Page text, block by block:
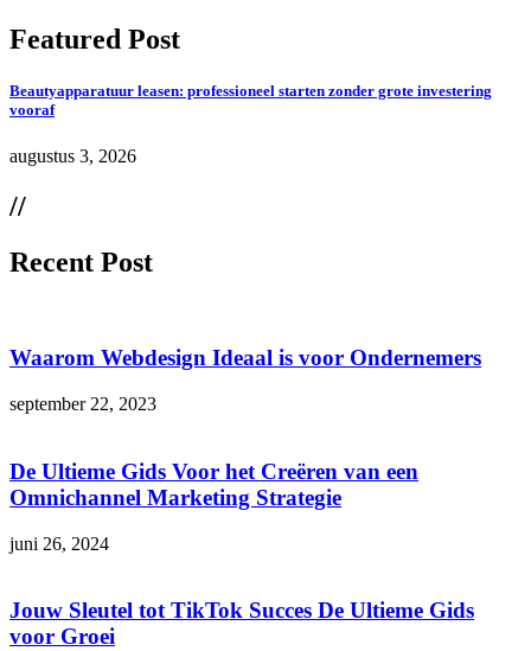
Featured Post
Beautyapparatuur leasen: professioneel starten zonder grote investering
vooraf
augustus 3, 2026
//
Recent Post
Waarom Webdesign Ideaal is voor Ondernemers
september 22, 2023
De Ultieme Gids Voor het Creëren van een
Omnichannel Marketing Strategie
juni 26, 2024
Jouw Sleutel tot TikTok Succes De Ultieme Gids
voor Groei